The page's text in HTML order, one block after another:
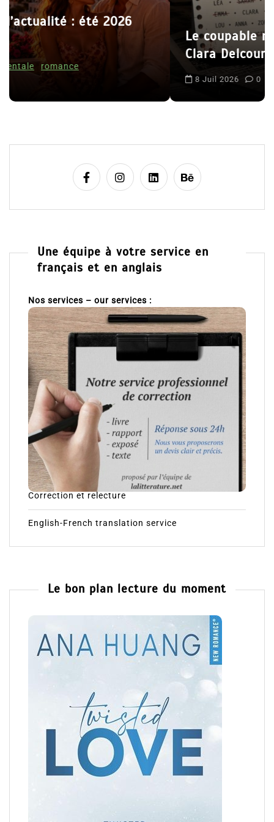
r
t
i
c
e
Le coupable n’est pas Camille de
Clara Delcourt
Une équipe à votre service en
français et en anglais
Nos services – our services :
Correction et relecture
English-French translation service
Le bon plan lecture du moment